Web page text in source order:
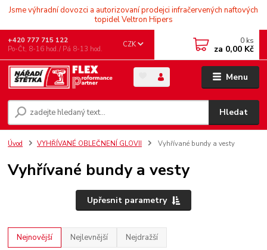
Jsme výhradní dovozci a autorizovaní prodejci infračervených naftových
topidel Veltron Hipers
Menu
CZK
Hledat
+420 777 715 122
Po-Čt, 8-16 hod./ Pá 8-13 hod.
0 ks
za 0,00 Kč
Úvod VYHŘÍVANÉ OBLEČNENÍ GLOVII Vyhřívané bundy a vesty
Vyhřívané bundy a vesty
Upřesnit parametry
Nejnovější Nejlevnější Nejdražší